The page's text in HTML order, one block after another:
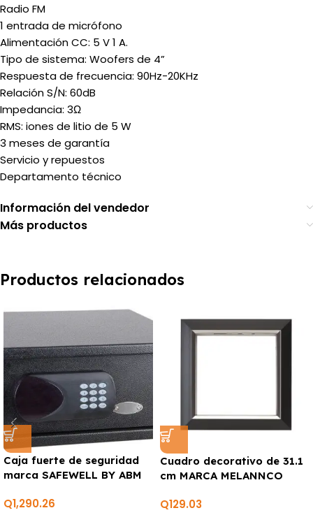
Radio FM
1 entrada de micrófono
Alimentación CC: 5 V 1 A.
Tipo de sistema: Woofers de 4”
Respuesta de frecuencia: 90Hz-20KHz
Relación S/N: 60dB
Impedancia: 3Ω
RMS: iones de litio de 5 W
3 meses de garantía
Servicio y repuestos
Departamento técnico
Información del vendedor
Más productos
Productos relacionados
Caja fuerte de seguridad
marca SAFEWELL BY ABM
Q1,290.26
Cuadro decorativo de 31.1
cm MARCA MELANNCO
Q129.03